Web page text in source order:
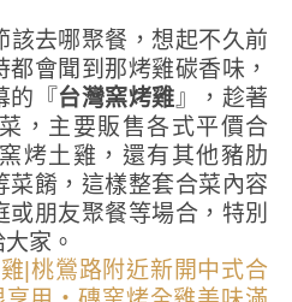
會聞到那烤雞碳香味，
的『台灣窯烤雞』，趁著
，主要販售各式平價合
烤土雞，還有其他豬肋
餚，這樣整套合菜內容
或朋友聚餐等場合，特別
家。